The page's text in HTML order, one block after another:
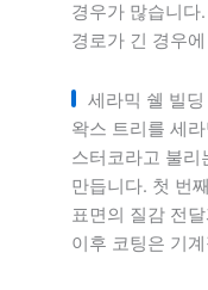
경우가 많습니다
경로가 긴 경우
세라믹 쉘 빌딩
왁스 트리를 세
스터코라고 불리
만듭니다. 첫 번
표면의 질감 전
이후 코팅은 기